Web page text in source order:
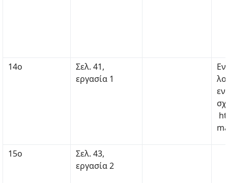
14ο
Σελ. 41,
εργασία 1
15ο
Σελ. 43,
εργασία 2